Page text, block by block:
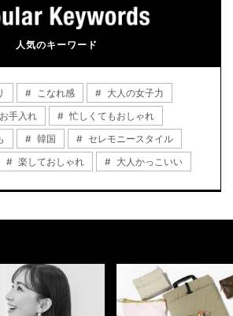
人気のキーワード
こなれ感
大人の女子力
手入れ
忙しくてもおしゃれ
韓国
セレモニースタイル
楽しておしゃれ 大人かっこいい